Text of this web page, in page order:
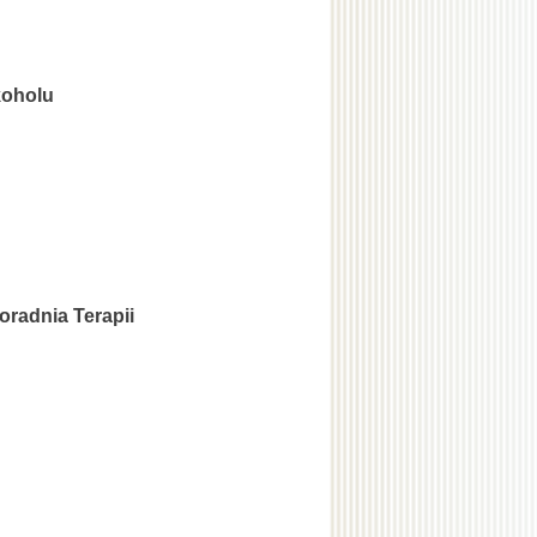
Terapii